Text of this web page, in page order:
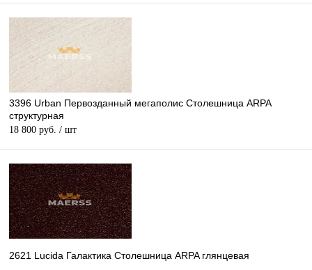
3396 Urban Первозданный мегаполис Столешница ARPA
структурная
18 800 руб. / шт
2621 Lucida Галактика Столешница ARPA глянцевая